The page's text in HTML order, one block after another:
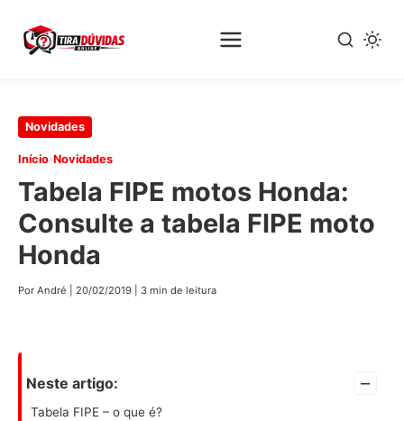
Pular
conteúdo
principal
Novidades
Início›Novidades
Tabela FIPE motos Honda:
Consulte a tabela FIPE moto
Honda
Por André 20/02/2019 3 min de leitura
Neste artigo: –
Tabela FIPE – o que é?